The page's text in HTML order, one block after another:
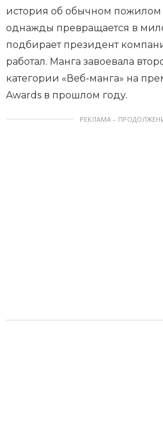
история об обычном пожилом
однажды превращается в
подбирает президент
работал. Манга завоевала
категории «Веб-манга» на
Awards в прошлом году.
РЕКЛАМА –